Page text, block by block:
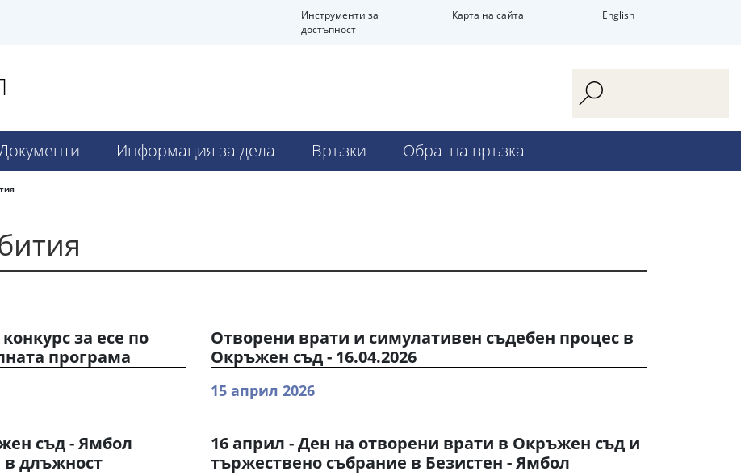
Инструменти за
достъпност
Карта на сайта English
Информация за дела Връзки Обратна връзка
за есе по
програма
Отворени врати и симулативен съдебен процес в
Окръжен съд - 16.04.2026
15 април 2026
съд - Ямбол
длъжност
16 април - Ден на отворени врати в Окръжен съд и
тържествено събрание в Безистен - Ямбол